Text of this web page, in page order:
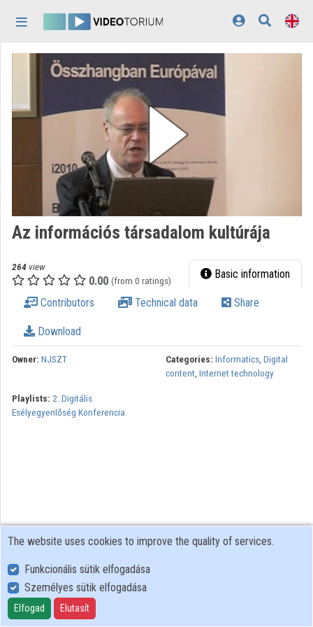
Discovery
Playlists
Organizations
Contributors
Appearance:
Az információs társadalom kultúrája
264 view
0.00 (from 0 ratings) Basic information
Contributors Technical data Share
Download
Owner: NJSZT Categories: Informatics, Digital
content, Internet technology
Playlists: 2. Digitális
Esélyegyenlőség Konferencia
User Policy
Adatkezelési tájékoztató (en)
Cookie Policy
The website uses cookies to improve the quality of services.
Funkcionális sütik elfogadása
Személyes sütik elfogadása
Elfogad Elutasít